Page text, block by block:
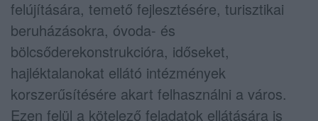
felújítására, temető fejlesztésére, turisztikai
beruházásokra, óvoda- és
bölcsőderekonstrukcióra, időseket,
hajléktalanokat ellátó intézmények
korszerűsítésére akart felhasználni a város.
Ezen felül a kötelező feladatok ellátására is